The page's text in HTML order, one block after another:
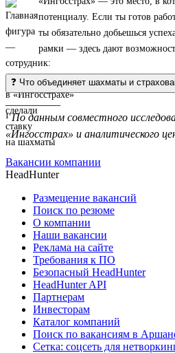
потенциалу. Если ты готов
ты обязательно добьешься
рамки — здесь дают
❓ Что объединяет шахматы и
__________
¹По данным совместного
«Ингосстрах» и аналитического
Вакансии компании
HeadHunter
Размещение вакансий
Поиск по резюме
О компании
Наши вакансии
Реклама на сайте
Требования к ПО
Безопасный HeadHunter
HeadHunter API
Партнерам
Инвесторам
Каталог компаний
Поиск по вакансиям в
Сетка: соцсеть для